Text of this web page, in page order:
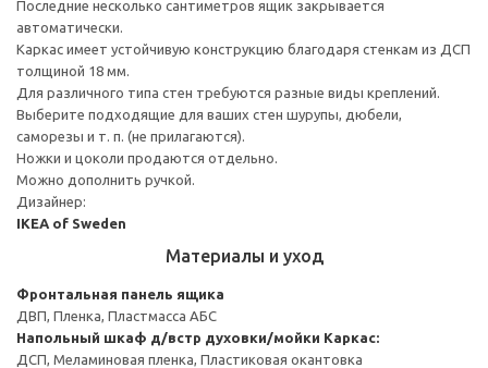
Последние несколько сантиметров ящик закрывается
автоматически.
Каркас имеет устойчивую конструкцию благодаря стенкам из ДСП
толщиной 18 мм.
Для различного типа стен требуются разные виды креплений.
Выберите подходящие для ваших стен шурупы, дюбели,
саморезы и т. п. (не прилагаются).
Ножки и цоколи продаются отдельно.
Можно дополнить ручкой.
Дизайнер:
IKEA of Sweden
Материалы и уход
Фронтальная панель ящика
ДВП, Пленка, Пластмасса АБС
Напольный шкаф д/встр духовки/мойки Каркас:
ДСП, Меламиновая пленка, Пластиковая окантовка